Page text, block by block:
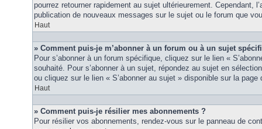
pourrez retourner rapidement au sujet ultérieurement. Cependant,
publication de nouveaux messages sur le sujet ou le forum que
Haut
» Comment puis-je m’abonner à un forum ou à un sujet
Pour s’abonner à un forum spécifique, cliquez sur le lien «
souhaité. Pour s’abonner à un sujet, répondez au sujet en
ou cliquez sur le lien « S’abonner au sujet » disponible sur la page
Haut
» Comment puis-je résilier mes abonnements ?
Pour résilier vos abonnements, rendez-vous sur le panneau de